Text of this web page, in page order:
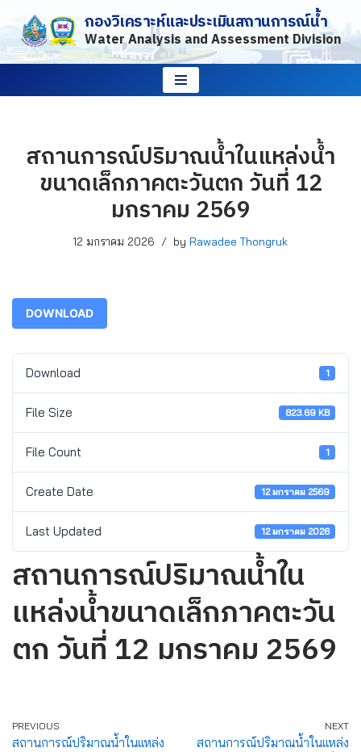
Skip
to
กองวิเคราะห์และประเมินสถานการณ์น้ำ
Water Analysis and Assessment Division
สถานการณ์ปริมาณน้ำในแหล่งน้ำ
ขนาดเล็กภาคตะวันตก วันที่ 12
มกราคม 2569
12 มกราคม 2026 by Rawadee Thongruk
DOWNLOAD
Download 1
File Size 823.69 KB
File Count 1
Create Date 12 มกราคม 2569
Last Updated 12 มกราคม 2026
สถานการณ์ปริมาณน้ำใน
แหล่งน้ำขนาดเล็กภาคตะวัน
ตก วันที่ 12 มกราคม 2569
PREVIOUS
สถานการณ์ปริมาณน้ำในแหล่ง
NEXT
สถานการณ์ปริมาณน้ำในแหล่ง